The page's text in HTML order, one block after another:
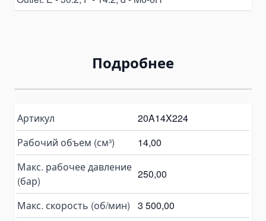
Комплекты гидравлики
Гидроцилиндры
Комплектующие для гидроцилиндров
Гидронасосы
Шестеренчатые насосы
Аксиально-поршневые насосы
Поршневые насосы
Насосы-дозаторы
Подробнее
Артикул
20A14X224
Рабочий объем (см³)
14,00
Макс. рабочее давление
(бар)
250,00
Макс. скорость (об/мин)
3 500,00